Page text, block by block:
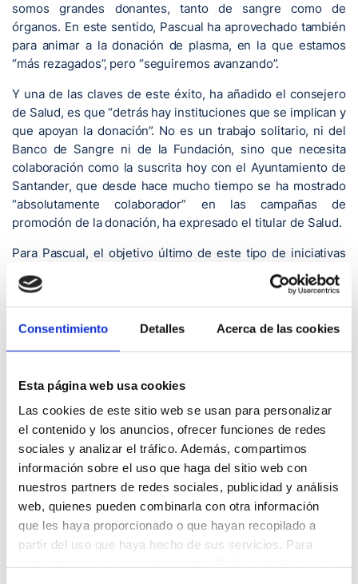
Consentimiento Detalles Acerca de las cookies
Esta página web usa cookies
Las cookies de este sitio web se usan para personalizar
el contenido y los anuncios, ofrecer funciones de redes
sociales y analizar el tráfico. Además, compartimos
información sobre el uso que haga del sitio web con
nuestros partners de redes sociales, publicidad y análisis
web, quienes pueden combinarla con otra información
que les haya proporcionado o que hayan recopilado a
partir del uso que haya hecho de sus servicios. Para
somos grandes donantes, tanto de sangre como de
órganos. En este sentido, Pascual ha aprovechado también
para animar a la donación de plasma, en la que estamos
“más rezagados”, pero “seguiremos avanzando”.
Y una de las claves de este éxito, ha añadido el consejero
de Salud, es que “detrás hay instituciones que se implican y
que apoyan la donación”. No es un trabajo solitario, ni del
Banco de Sangre ni de la Fundación, sino que necesita
colaboración como la suscrita hoy con el Ayuntamiento de
Santander, que desde hace mucho tiempo se ha mostrado
“absolutamente colaborador” en las campañas de
promoción de la donación, ha expresado el titular de Salud.
Para Pascual, el objetivo último de este tipo de iniciativas
es que, “entre todos” podamos seguir manteniendo este
espíritu extraordinariamente solidario que demuestra
Cantabria y Santander, y para que los ciudadanos sigan
confiando, no sólo en la sanidad, “que me consta que la
que Pascual, ha subrayado el interés de Santander en
continuar “reforzando y avalando” la labor que hace tanto la
Fundación Marqués de Valdecilla como el Banco de Sangre
y Tejidos de Cantabria (BSTC).
“Nos ponemos a su entera disposición –ha añadido- para
que los santanderinos sigan siendo solidarios y qué mayor
solidaridad que dar nuestra sangre”. Además, esta
colaboración avala la labor que hace en materia de sanidad
y salud el Gobierno de Cantabria, y “ojalá que los
santanderinos” sigan comprometidos con la donación de